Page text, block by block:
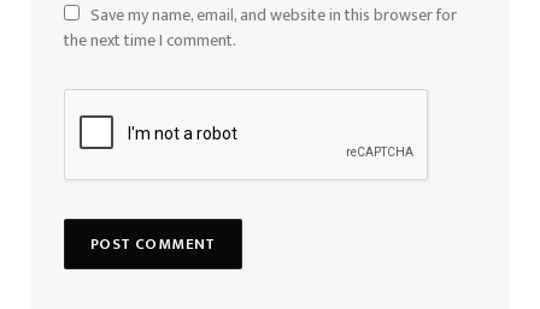
Save my name, email, and website in this browser for
the next time I comment.